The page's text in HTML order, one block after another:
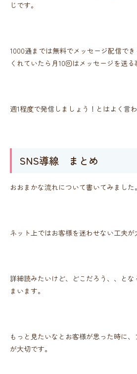
じです。
1000通までは無料でメッセージ配信で
くれていたら月10回はメッセージを送る
週1程度で発信しましょう！とはよく言わ
SNS導線 まとめ
おおまかな流れについて書いてみました。
ネット上ではお客様を迷わせない工夫が
詳細読みたいけど、どこだろう、、と
まいます。
もっと見たいなとお客様が思った時に
が大切です。